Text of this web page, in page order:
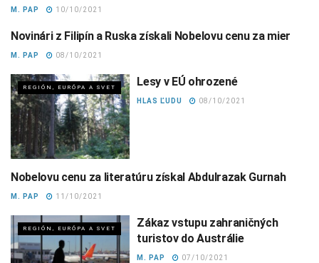
M. PAP 10/10/2021
AKCENTUJEME
Novinári z Filipín a Ruska získali Nobelovu cenu za mier
M. PAP 08/10/2021
REGIÓN, EURÓPA A SVET Lesy v EÚ ohrozené
HLAS ĽUDU 08/10/2021
KULTÚRA
Nobelovu cenu za literatúru získal Abdulrazak Gurnah
M. PAP 11/10/2021
REGIÓN, EURÓPA A SVET
Zákaz vstupu zahraničných
turistov do Austrálie
M. PAP 07/10/2021